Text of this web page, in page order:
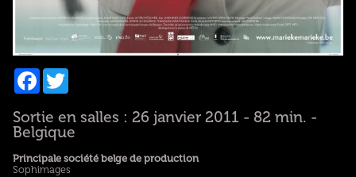
Facebook
Twitter
Sortie en salles : 26 janvier 2011 - 82 min. -
Belgique
Principale société belge de production
Sophimages